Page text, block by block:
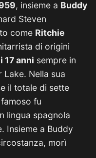
, insieme a Buddy
Steven
come Ritchie
di origini
17 anni sempre in
Lake. Nella sua
il totale di sette
fu
lingua spagnola
Insieme a Buddy
morì